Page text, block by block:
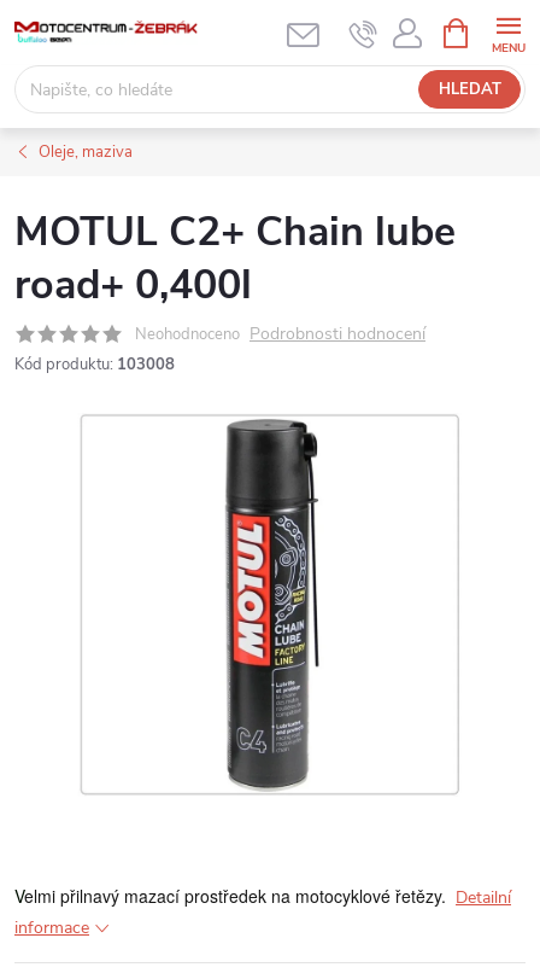
obsah
HLEDAT
NÁKUPNÍ
KOŠÍK
Oleje, maziva
MOTUL C2+ Chain lube
road+ 0,400l
Neohodnoceno Podrobnosti hodnocení
Kód produktu: 103008
Velmi přilnavý mazací prostředek na motocyklové řetězy. Detailní
informace